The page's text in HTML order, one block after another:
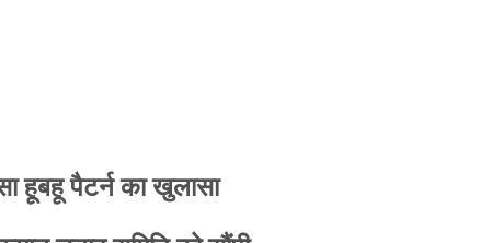
हूबहू पैटर्न का खुलासा